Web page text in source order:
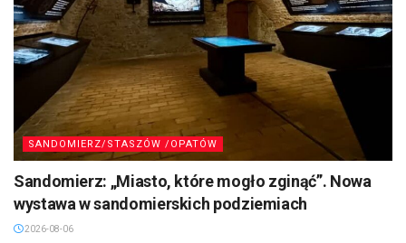
SANDOMIERZ/STASZÓW /OPATÓW
Sandomierz: „Miasto, które mogło zginąć”. Nowa
wystawa w sandomierskich podziemiach
2026-08-06